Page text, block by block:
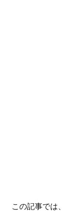
この記事では、